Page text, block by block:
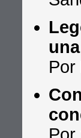
Por